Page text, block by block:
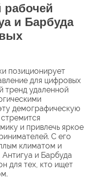
и Барбуда
позиционирует
для цифровых
тренд удаленной
демографическую
и привлечь яркое
С его
климатом и
и Барбуда
для тех, кто ищет